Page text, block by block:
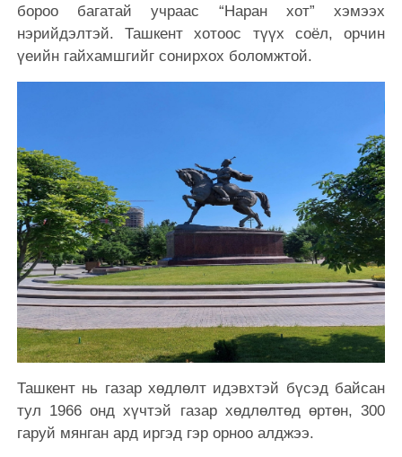
бороо багатай учраас “Наран хот” хэмээх
нэрийдэлтэй. Ташкент хотоос түүх соёл, орчин
үеийн гайхамшгийг сонирхох боломжтой.
Ташкент нь газар хөдлөлт идэвхтэй бүсэд байсан
тул 1966 онд хүчтэй газар хөдлөлтөд өртөн, 300
гаруй мянган ард иргэд гэр орноо алджээ.